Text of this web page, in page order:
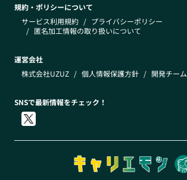
規約・ポリシーについて
サービス利用規約 / プライバシーポリシー
/ 匿名加工情報の取り扱いについて
運営会社
株式会社UZUZ / 個人情報保護方針 / 開発チーム
SNSで最新情報をチェック！